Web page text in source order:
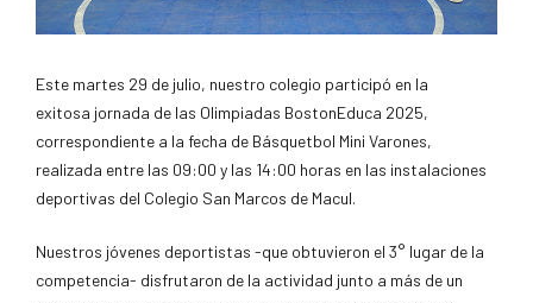
Este martes 29 de julio, nuestro colegio participó en la
exitosa jornada de las Olimpiadas BostonEduca 2025,
correspondiente a la fecha de Básquetbol Mini Varones,
realizada entre las 09:00 y las 14:00 horas en las instalaciones
deportivas del Colegio San Marcos de Macul.
Nuestros jóvenes deportistas -que obtuvieron el 3° lugar de la
competencia- disfrutaron de la actividad junto a más de un